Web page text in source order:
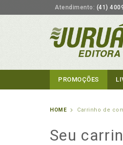
Atendimento: (41)
PROMOÇÕES
HOME Carrinho de
Seu